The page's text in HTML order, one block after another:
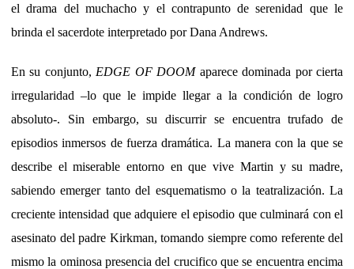
el drama del muchacho y el contrapunto de serenidad que le
brinda el sacerdote interpretado por Dana Andrews.
En su conjunto, EDGE OF DOOMaparece dominada por cierta
irregularidad –lo que le impide llegar a la condición de logro
absoluto-. Sin embargo, su discurrir se encuentra trufado de
episodios inmersos de fuerza dramática. La manera con la que se
describe el miserable entorno en que vive Martin y su madre,
sabiendo emerger tanto del esquematismo o la teatralización. La
creciente intensidad que adquiere el episodio que culminará con el
asesinato del padre Kirkman, tomando siempre como referente del
mismo la ominosa presencia del crucifico que se encuentra encima